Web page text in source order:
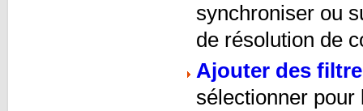
synchroniser ou
de résolution de
Ajouter des
sélectionner pour